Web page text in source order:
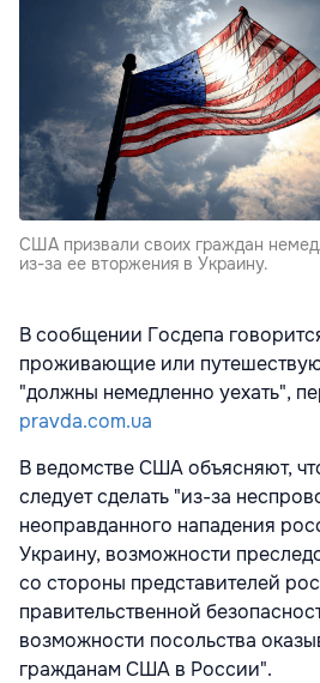
США призвали своих граждан
из-за ее вторжения в Украину.
В сообщении Госдепа
проживающие или
"должны немедленно уехать",
pravda.com.ua
В ведомстве США объясняют,
следует сделать "из-за
неоправданного нападения
Украину, возможности
со стороны представителей
правительственной
возможности посольства
гражданам США в России".